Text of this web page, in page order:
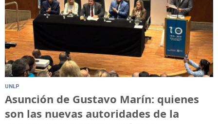
UNLP
Asunción de Gustavo Marín: quienes
son las nuevas autoridades de la